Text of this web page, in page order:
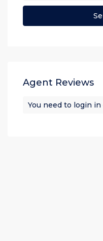
Agent Reviews
You need to login in